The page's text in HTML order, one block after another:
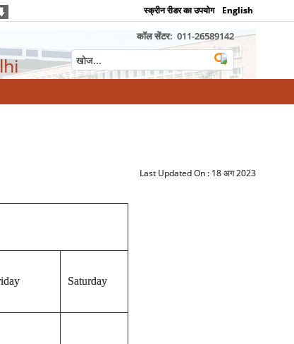
स्क्रीन रीडर का उपयोग English
कॉल सेंटर: 011-26589142
Last Updated On : 18 अग 2023
Saturday